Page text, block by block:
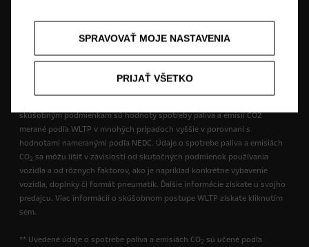
značky Opel.
homologizáciou podľa skúšobného postupu pre ľahké vozidlá (WLTP), na
základe ktorého sú od 1. septembra 2018 homologizované nové vozidlá.
skúšobným podmienkam sú hodnoty spotreby paliva a emisií CO2
merané podľa WLTP v mnohých prípadoch vyššie v porovnaní s
hodnotami nameranými podľa NEDC. Údaje o spotrebe paliva a emisiách
CO2 sa môžu líšiť v závislosti od skutočných podmienok používania
vozidla a od rôznych faktorov, ako je napríklad konkrétne vybavenie
vozidla, doplnky či formát pneumatík. Ďalšie informácie získate u svojho
predajcu. Viac informácií o skúšobnom postupe WLTP získate kliknutím
sem.
** Uvedené údaje o spotrebe paliva a emisiách CO2 sú učené podľa
SPRAVOVAŤ MOJE NASTAVENIA
PRIJAŤ VŠETKO